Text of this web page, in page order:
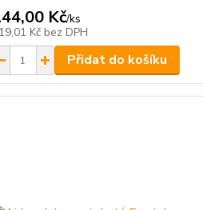
Kč/ks
Kč bez DPH
Přidat do košíku